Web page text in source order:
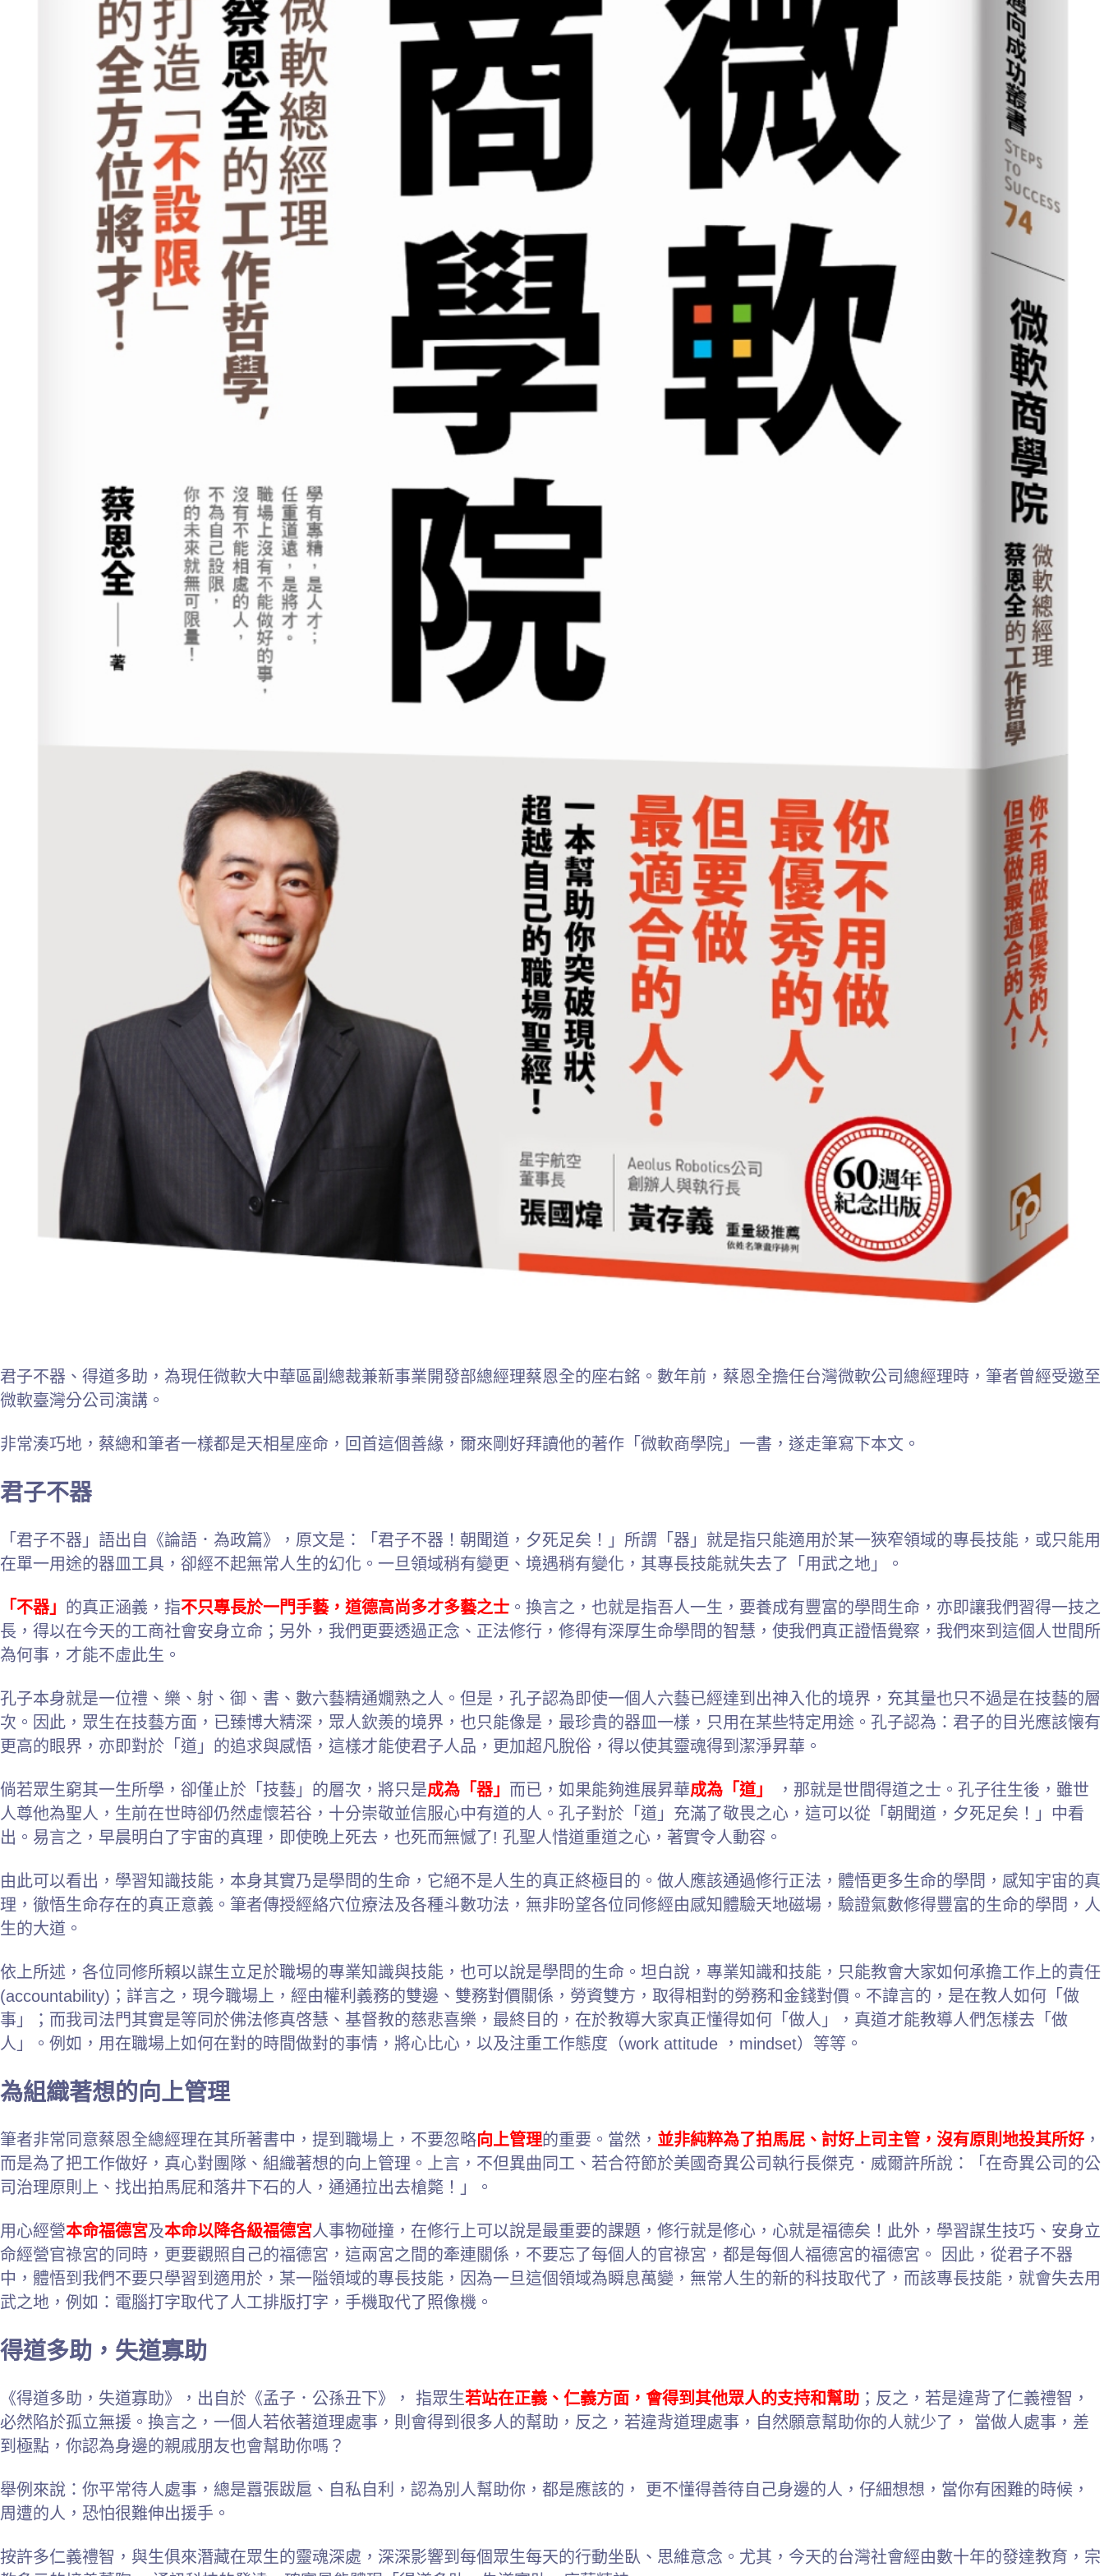
君子不器、得道多助，為現任微軟大中華區副總裁兼新事業開發部總經理蔡恩全的座右銘。數年前，蔡恩全擔任台灣微軟公司總經理時，筆者曾經受邀至
微軟臺灣分公司演講。
非常湊巧地，蔡總和筆者一樣都是天相星座命，回首這個善緣，爾來剛好拜讀他的著作「微軟商學院」一書，遂走筆寫下本文。
君子不器
「君子不器」語出自《論語．為政篇》，原文是：「君子不器！朝聞道，夕死足矣！」所謂「器」就是指只能適用於某一狹窄領域的專長技能，或只能用
在單一用途的器皿工具，卻經不起無常人生的幻化。 一旦領域稍有變更、境遇稍有變化，其專長技能就失去了「用武之地」。
「不器」 的真正涵義，指不只專長於一門手藝，道德高尚多才多藝之士 。換言之，也就是指吾人一生，要養成有豐富的學問生命，亦即讓我們習得一技之
長，得以在今天的工商社會安身立命；另外，我們更要透過正念、正法修行，修得有深厚生命學問的智慧，使我們真正證悟覺察，我們來到這個人世間所
為何事，才能不虛此生。
孔子本身就是一位禮、樂、射、御、書、數六藝精通嫺熟之人。但是，孔子認為即使一個人六藝已經達到出神入化的境界，充其量也只不過是在技藝的層
次。因此，眾生在技藝方面，已臻博大精深，眾人欽羨的境界，也只能像是，最珍貴的器皿一樣，只用在某些特定用途。孔子認為：君子的目光應該懐有
更高的眼界，亦即對於「道」的追求與感悟，這樣才能使君子人品，更加超凡脫俗，得以使其靈魂得到潔淨昇華。
倘若眾生窮其一生所學，卻僅止於「技藝」的層次，將只是成為「器」 而已，如果能夠進展昇華成為「道」
，那就是世間得道之士。孔子往生後，雖世
人尊他為聖人，生前在世時卻仍然虛懷若谷，十分崇敬並信服心中有道的人。孔子對於「道」充滿了敬畏之心，這可以從「朝聞道，夕死足矣！」中看
出。易言之，早晨明白了宇宙的真理，即使晚上死去，也死而無憾了! 孔聖人惜道重道之心，著實令人動容。
由此可以看出，學習知識技能，本身其實乃是學問的生命，它絕不是人生的真正終極目的。做人應該通過修行正法，體悟更多生命的學問，感知宇宙的真
理，徹悟生命存在的真正意義。筆者傳授經絡穴位療法及各種斗數功法，無非昐望各位同修經由感知體驗天地磁場，驗證氣數修得豐富的生命的學問，人
生的大道。
依上所述，各位同修所賴以謀生立足於職埸的專業知識與技能，也可以說是學問的生命。坦白說，專業知識和技能，只能教會大家如何承擔工作上的責任
(accountability)；詳言之，現今職場上，經由權利義務的雙邊、雙務對價關係，勞資雙方，取得相對的勞務和金錢對價。不諱言的，是在教人如何「做
事」；而我司法門其實是等同於佛法修真啓慧、基督教的慈悲喜樂，最終目的，在於教導大家真正懂得如何「做人」，真道才能教導人們怎樣去「做
人」。 例如，用在職場上如何在對的時間做對的事情，將心比心，以及注重工作態度（work attitude ，mindset）等等。
為組織著想的向上管理
筆者非常同意蔡恩全總經理在其所著書中，提到職場上，不要忽略向上管理的重要。當然， 並非純粹為了拍馬屁、討好上司主管，沒有原則地投其所好 ，
而是為了把工作做好，真心對團隊、組織著想的向上管理。上言，不但異曲同工、若合符節於美國奇異公司執行長傑克．威爾許所說：「在奇異公司的公
司治理原則上、找出拍馬屁和落井下石的人，通通拉出去槍斃！」。
用心經營本命福德宮及本命以降各級福德宮人事物碰撞，在修行上可以說是最重要的課題，修行就是修心，心就是福德矣！此外，學習謀生技巧、安身立
命經營官祿宮的同時，更要觀照自己的福德宮，這兩宮之間的牽連關係，不要忘了每個人的官祿宮，都是每個人福德宮的福德宮。 因此，從君子不器
中，體悟到我們不要只學習到適用於，某一隘領域的專長技能，因為一旦這個領域為瞬息萬變，無常人生的新的科技取代了，而該專長技能，就會失去用
武之地，例如：電腦打字取代了人工排版打字，手機取代了照像機。
得道多助，失道寡助
《得道多助，失道寡助》，出自於《孟子．公孫丑下》， 指眾生若站在正義、仁義方面，會得到其他眾人的支持和幫助 ；反之，若是違背了仁義禮智，
必然陷於孤立無援。換言之，一個人若依著道理處事，則會得到很多人的幫助，反之，若違背道理處事，自然願意幫助你的人就少了， 當做人處事，差
到極點，你認為身邊的親戚朋友也會幫助你嗎？
舉例來說：你平常待人處事，總是囂張跋扈、自私自利，認為別人幫助你，都是應該的， 更不懂得善待自己身邊的人，仔細想想，當你有困難的時候，
周遭的人，恐怕很難伸出援手。
按許多仁義禮智，與生俱來潛藏在眾生的靈魂深處，深深影響到每個眾生每天的行動坐臥、思維意念。尤其，今天的台灣社會經由數十年的發達教育，宗